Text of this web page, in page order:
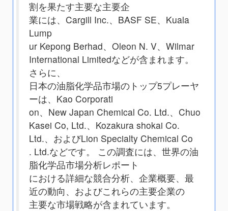
割を果たす主要な主要企
業には、Cargill Inc.、BASF SE、Kuala
Lump
ur Kepong Berhad、Oleon N. V、Wilmar
International Limitedなどが含まれます。
さらに、
日本の油脂化学品市場のトップ5プレーヤ
ーは、Kao Corporati
on、New Japan Chemical Co. Ltd.、Chuo
Kasei Co, Ltd.、Kozakura shokai Co.
Ltd.、およびLion Specialty Chemical Co
. Ltd.などです。 この調査には、世界の油
脂化学品市場分析レポート
における詳細な競合分析、企業概要、最
近の動向、およびこれらの主要企業の
主要な市場戦略が含まれています。